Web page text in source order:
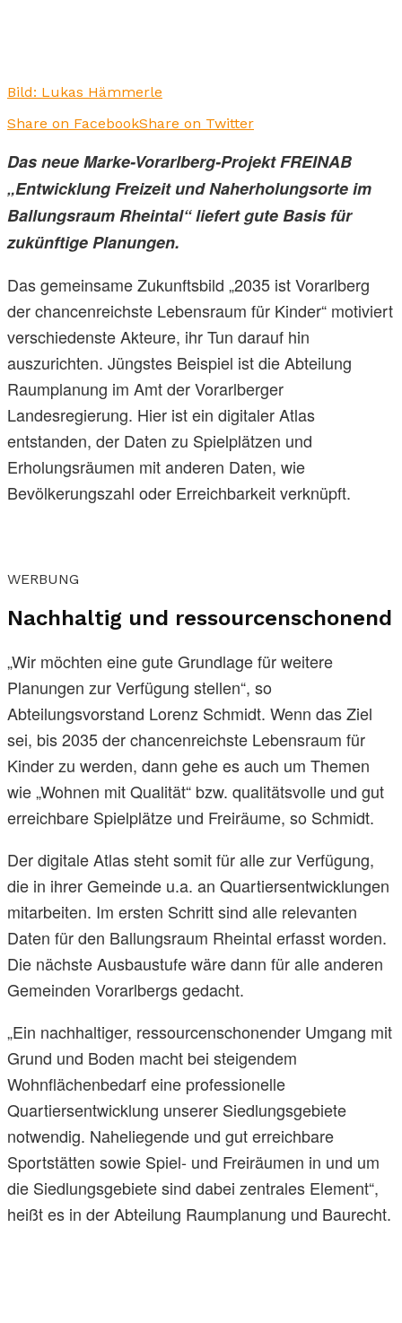
Bild: Lukas Hämmerle
Share on FacebookShare on Twitter
Das neue Marke-Vorarlberg-Projekt FREINAB
„Entwicklung Freizeit und Naherholungsorte im
Ballungsraum Rheintal“ liefert gute Basis für
zukünftige Planungen.
Das gemeinsame Zukunftsbild „2035 ist Vorarlberg
der chancenreichste Lebensraum für Kinder“ motiviert
verschiedenste Akteure, ihr Tun darauf hin
auszurichten. Jüngstes Beispiel ist die Abteilung
Raumplanung im Amt der Vorarlberger
Landesregierung. Hier ist ein digitaler Atlas
entstanden, der Daten zu Spielplätzen und
Erholungsräumen mit anderen Daten, wie
Bevölkerungszahl oder Erreichbarkeit verknüpft.
WERBUNG
Nachhaltig und ressourcenschonend
„Wir möchten eine gute Grundlage für weitere
Planungen zur Verfügung stellen“, so
Abteilungsvorstand Lorenz Schmidt. Wenn das Ziel
sei, bis 2035 der chancenreichste Lebensraum für
Kinder zu werden, dann gehe es auch um Themen
wie „Wohnen mit Qualität“ bzw. qualitätsvolle und gut
erreichbare Spielplätze und Freiräume, so Schmidt.
Der digitale Atlas steht somit für alle zur Verfügung,
die in ihrer Gemeinde u.a. an Quartiersentwicklungen
mitarbeiten. Im ersten Schritt sind alle relevanten
Daten für den Ballungsraum Rheintal erfasst worden.
Die nächste Ausbaustufe wäre dann für alle anderen
Gemeinden Vorarlbergs gedacht.
„Ein nachhaltiger, ressourcenschonender Umgang mit
Grund und Boden macht bei steigendem
Wohnflächenbedarf eine professionelle
Quartiersentwicklung unserer Siedlungsgebiete
notwendig. Naheliegende und gut erreichbare
Sportstätten sowie Spiel- und Freiräumen in und um
die Siedlungsgebiete sind dabei zentrales Element“,
heißt es in der Abteilung Raumplanung und Baurecht.